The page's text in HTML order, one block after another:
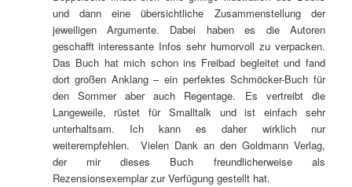
und dann eine übersichtliche Zusammenstellung der
jeweiligen Argumente. Dabei haben es die Autoren
geschafft interessante Infos sehr humorvoll zu verpacken.
Das Buch hat mich schon ins Freibad begleitet und fand
dort großen Anklang – ein perfektes Schmöcker-Buch für
den Sommer aber auch Regentage. Es vertreibt die
Langeweile, rüstet für Smalltalk und ist einfach sehr
unterhaltsam. Ich kann es daher wirklich nur
weiterempfehlen. Vielen Dank an den Goldmann Verlag,
der mir dieses Buch freundlicherweise als
Rezensionsexemplar zur Verfügung gestellt hat.